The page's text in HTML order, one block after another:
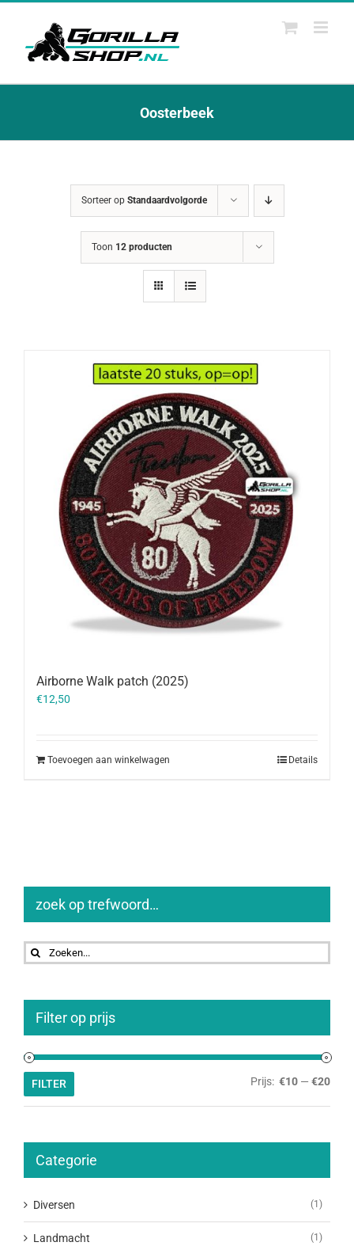
Ga
Oosterbeek
Sorteer op Standaardvolgorde
Toon 12 producten
Airborne Walk patch (2025)
€12,50
Toevoegen aan winkelwagen Details
zoek op trefwoord…
Zoeken
naar:
Filter op prijs
Min.
Max.
FILTER Prijs: €10 — €20
Categorie
Diversen (1)
Landmacht (1)